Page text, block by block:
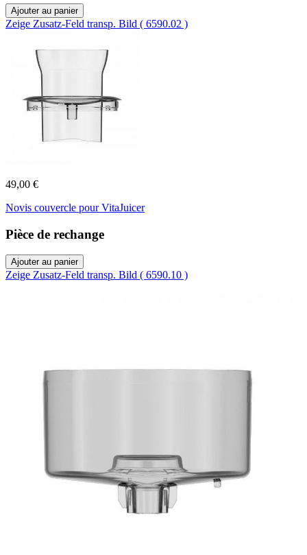
Ajouter au panier
Zeige Zusatz-Feld transp. Bild ( 6590.02 )
49,00 €
Novis couvercle pour VitaJuicer
Pièce de rechange
Ajouter au panier
Zeige Zusatz-Feld transp. Bild ( 6590.10 )